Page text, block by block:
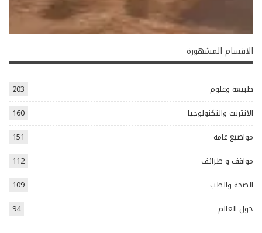
الاقسام المشهورة
طبيعة وعلوم
203
الانترنت والتكنولوجيا
160
مواضيع عامة
151
مواقف و طرائف
112
الصحة والطب
109
حول العالم
94